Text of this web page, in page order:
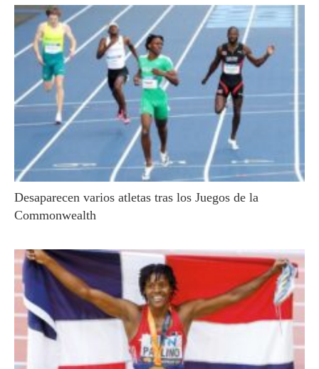
Desaparecen varios atletas tras los Juegos de la
Commonwealth